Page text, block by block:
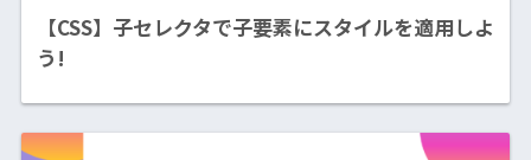
【CSS】子セレクタで子要素にスタイルを適用しよ
う!